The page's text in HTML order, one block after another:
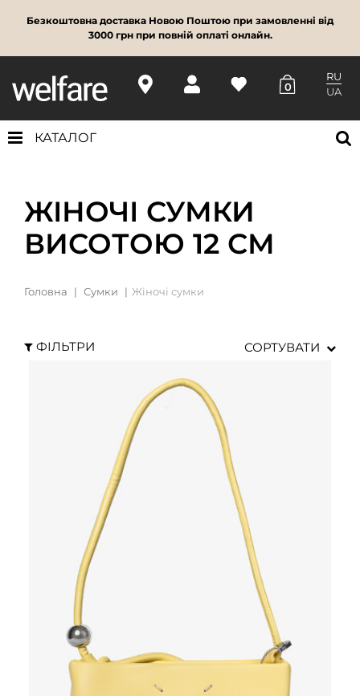
Безкоштовна доставка Новою Поштою при замовленні від
3000 грн при повній оплаті онлайн.
0
RU
UA
КАТАЛОГ
ЖІНОЧІ СУМКИ
ВИСОТОЮ 12 СМ
Головна Сумки Жіночі сумки
ФІЛЬТРИ СОРТУВАТИ